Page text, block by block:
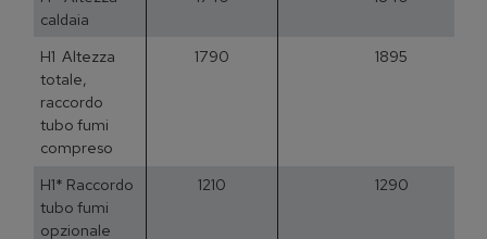
caldaia
H1 Altezza
totale,
raccordo
tubo fumi
compreso
1790 1895
H1* Raccordo
tubo fumi
opzionale
1210 1290